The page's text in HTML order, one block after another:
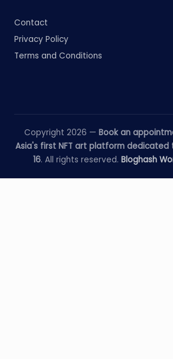
Contact
Privacy Policy
Terms and Conditions
Copyright 2026 — Book an
Asia's first NFT art platform
16. All rights reserved. Bloghash